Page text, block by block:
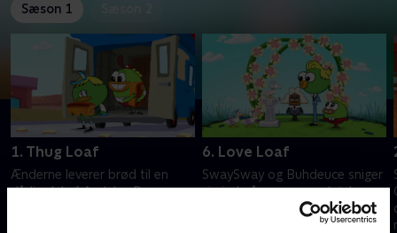
Sæson 1
1. Thug Loaf
Ænderne leverer brød til en
dårlig del af Andeby. Duoen
6. Love Loaf
SwaySway og Buhdeuce sniger
sig ind på en sommerlejr kun
for piger. Holdets stranddag